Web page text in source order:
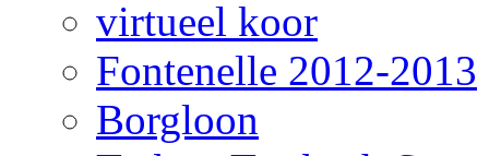
virtueel koor
Fontenelle 2012-2013
Borgloon